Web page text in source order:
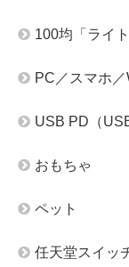
100均「ライト
PC／スマホ
USB PD（
おもちゃ
ペット
任天堂スイッ